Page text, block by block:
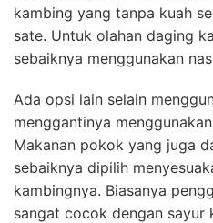
kambing yang tanpa kuah
sate. Untuk olahan daging
sebaiknya menggunakan
Ada opsi lain selain
menggantinya
Makanan pokok yang juga
sebaiknya dipilih
kambingnya. Biasanya
sangat cocok dengan sayur